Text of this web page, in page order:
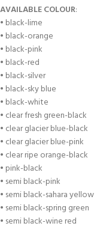
AVAILABLE COLOUR:
• black-lime
• black-orange
• black-pink
• black-red
• black-silver
• black-sky blue
• black-white
• clear fresh green-black
• clear glacier blue-black
• clear glacier blue-pink
• clear ripe orange-black
• pink-black
• semi black-pink
• semi black-sahara yellow
• semi black-spring green
• semi black-wine red